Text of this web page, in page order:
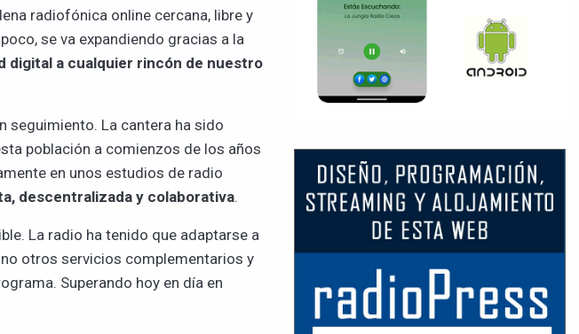
radiofónica online cercana, libre y
se va expandiendo gracias a la
digital a cualquier rincón de nuestro
seguimiento. La cantera ha sido
población a comienzos de los años
en unos estudios de radio
descentralizada y colaborativa.
La radio ha tenido que adaptarse a
otros servicios complementarios y
Superando hoy en día en